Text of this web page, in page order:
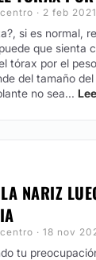
· 2 feb 2021
si es normal,
que sienta
tórax por el
del tamaño
no sea...
NARIZ
· 18 nov
tu